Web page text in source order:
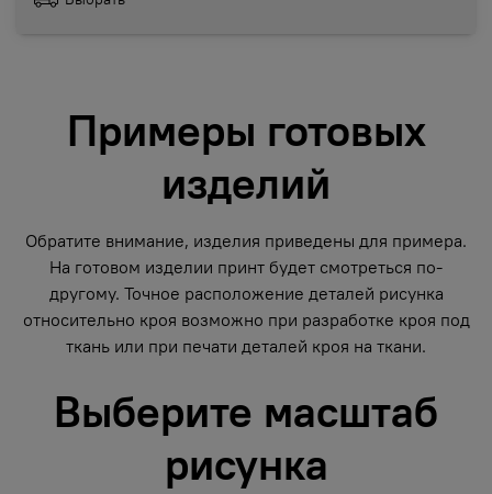
Примеры готовых
изделий
Обратите внимание, изделия приведены для примера.
На готовом изделии принт будет смотреться по-
другому. Точное расположение деталей рисунка
относительно кроя возможно при разработке кроя под
ткань или при печати деталей кроя на ткани.
Выберите масштаб
рисунка